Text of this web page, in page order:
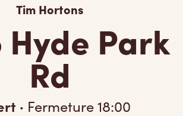
Tim Hortons
Hyde Park
Rd
· Fermeture18:00